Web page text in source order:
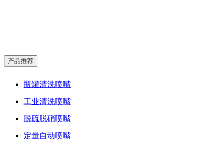
产品推荐
瓶罐清洗喷嘴
工业清洗喷嘴
脱硫脱硝喷嘴
定量自动喷嘴